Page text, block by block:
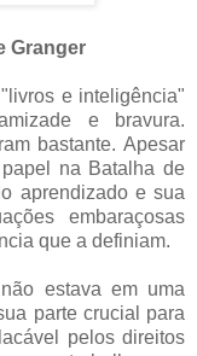
Granger
e inteligência"
e bravura.
bastante. Apesar
na Batalha de
aprendizado e sua
embaraçosas
que a definiam.
estava em uma
parte crucial para
pelos direitos